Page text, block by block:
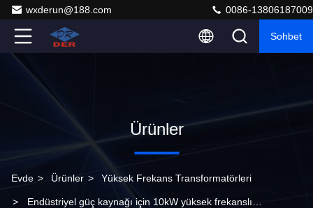
wxderun@188.com 0086-13806187009
Sohbet
Ürünler
Evde > Ürünler > Yüksek Frekans Transformatörleri
> Endüstriyel güç kaynağı için 10kW yüksek frekanslı